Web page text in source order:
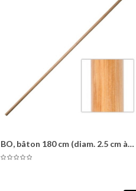
Comparer Liste d'envies
BO, bâton 180 cm (diam. 2.5 cm à
3cm) -...